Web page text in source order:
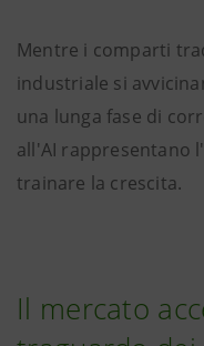
Mentre i comparti
industriale si
una lunga fase di
all'AI rappresentano
trainare la crescita.
Il mercato